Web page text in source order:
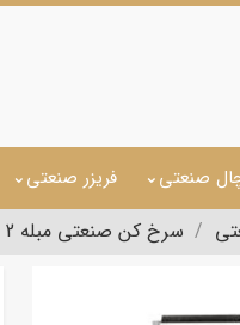
صنعتی فریزر صنعتی
سرخ کن صنعتی مبله 2 لگن مجزا وینتورا